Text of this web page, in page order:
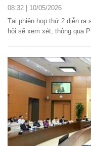
08:32 | 10/05/2026
Tại phiên họp thứ 2 diễn ra
hội sẽ xem xét, thông qua